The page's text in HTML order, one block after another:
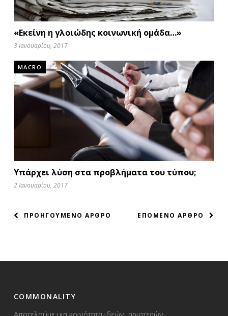
«Εκείνη η γλοιώδης κοινωνική ομάδα…»
3 Ιανουαρίου, 2017
MACRO
Υπάρχει λύση στα προβλήματα του τύπου;
2 Ιανουαρίου, 2017
ΠΛΟΗΓΗΣΗ
ΕΠΟΜΕΝΟ ΑΡΘΡΟ
ΠΡΟΗΓΟΥΜΕΝΟ ΑΡΘΡΟ
COMMONALITY